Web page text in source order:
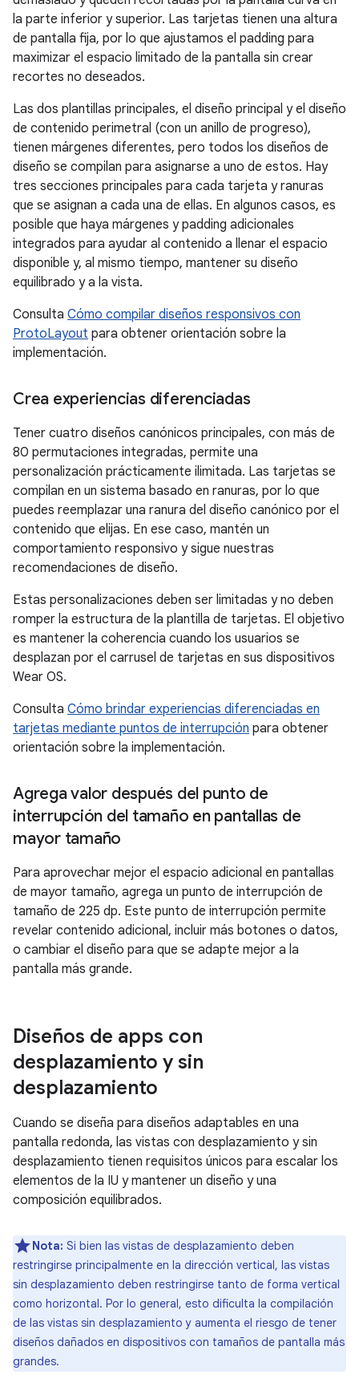
la parte inferior y superior. Las tarjetas tienen una altura
de pantalla fija, por lo que ajustamos el padding para
maximizar el espacio limitado de la pantalla sin crear
recortes no deseados.
Las dos plantillas principales, el diseño principal y el diseño
de contenido perimetral (con un anillo de progreso),
tienen márgenes diferentes, pero todos los diseños de
diseño se compilan para asignarse a uno de estos. Hay
tres secciones principales para cada tarjeta y ranuras
que se asignan a cada una de ellas. En algunos casos, es
posible que haya márgenes y padding adicionales
integrados para ayudar al contenido a llenar el espacio
disponible y, al mismo tiempo, mantener su diseño
equilibrado y a la vista.
Consulta Cómo compilar diseños responsivos con
ProtoLayout para obtener orientación sobre la
implementación.
Crea experiencias diferenciadas
Tener cuatro diseños canónicos principales, con más de
80 permutaciones integradas, permite una
personalización prácticamente ilimitada. Las tarjetas se
compilan en un sistema basado en ranuras, por lo que
puedes reemplazar una ranura del diseño canónico por el
contenido que elijas. En ese caso, mantén un
comportamiento responsivo y sigue nuestras
recomendaciones de diseño.
Estas personalizaciones deben ser limitadas y no deben
romper la estructura de la plantilla de tarjetas. El objetivo
es mantener la coherencia cuando los usuarios se
desplazan por el carrusel de tarjetas en sus dispositivos
Wear OS.
Consulta Cómo brindar experiencias diferenciadas en
tarjetas mediante puntos de interrupción para obtener
orientación sobre la implementación.
Agrega valor después del punto de
interrupción del tamaño en pantallas de
mayor tamaño
Para aprovechar mejor el espacio adicional en pantallas
de mayor tamaño, agrega un punto de interrupción de
tamaño de 225 dp. Este punto de interrupción permite
revelar contenido adicional, incluir más botones o datos,
o cambiar el diseño para que se adapte mejor a la
pantalla más grande.
Diseños de apps con
desplazamiento y sin
desplazamiento
Cuando se diseña para diseños adaptables en una
pantalla redonda, las vistas con desplazamiento y sin
desplazamiento tienen requisitos únicos para escalar los
elementos de la IU y mantener un diseño y una
composición equilibrados.
Nota: Si bien las vistas de desplazamiento deben
restringirse principalmente en la dirección vertical, las vistas
sin desplazamiento deben restringirse tanto de forma vertical
como horizontal. Por lo general, esto dificulta la compilación
de las vistas sin desplazamiento y aumenta el riesgo de tener
diseños dañados en dispositivos con tamaños de pantalla más
grandes.